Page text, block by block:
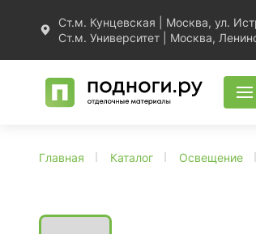
Ст.м. Кунцевская | Москва, ул.
Ст.м. Университет | Москва,
Главная Каталог Освещение